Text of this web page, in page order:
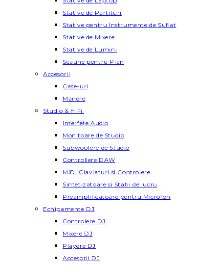
Stative de Partituri
Stative pentru Instrumente de Suflat
Stative de Mixere
Stative de Lumini
Scaune pentru Pian
Accesorii
Case-uri
Manere
Studio & HiFi
Interfețe Audio
Monitoare de Studio
Subwoofere de Studio
Controllere DAW
MIDI Claviaturi si Controlere
Sintetizatoare si Statii de lucru
Preamplificatoare pentru Microfon
Echipamente DJ
Controlere DJ
Mixere DJ
Playere DJ
Accesorii DJ